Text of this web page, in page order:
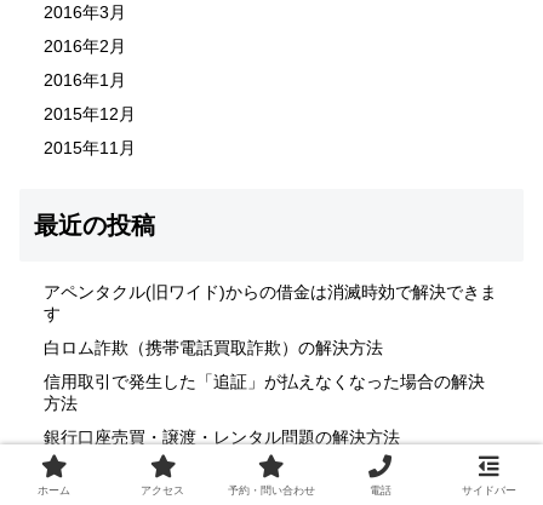
2016年3月
2016年2月
2016年1月
2015年12月
2015年11月
最近の投稿
アペンタクル(旧ワイド)からの借金は消滅時効で解決できま
す
白ロム詐欺（携帯電話買取詐欺）の解決方法
信用取引で発生した「追証」が払えなくなった場合の解決
方法
銀行口座売買・譲渡・レンタル問題の解決方法
後払い決済の支払いが困難な場合の解決方法
ホーム アクセス 予約・問い合わせ 電話 サイドバー